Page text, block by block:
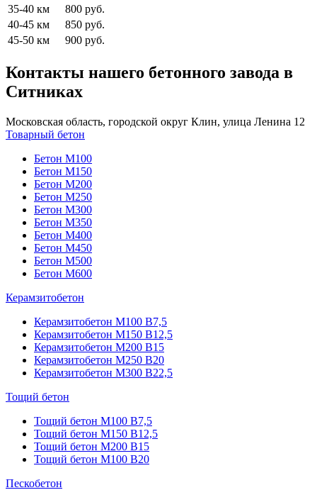
35-40 км
800 руб.
40-45 км
850 руб.
45-50 км
900 руб.
Контакты нашего бетонного завода в
Ситниках
Московская область, городской округ Клин, улица Ленина 12
Товарный бетон
Бетон М100
Бетон М150
Бетон М200
Бетон М250
Бетон М300
Бетон М350
Бетон М400
Бетон М450
Бетон М500
Бетон М600
Керамзитобетон
Керамзитобетон М100 В7,5
Керамзитобетон М150 В12,5
Керамзитобетон М200 В15
Керамзитобетон М250 В20
Керамзитобетон М300 В22,5
Тощий бетон
Тощий бетон М100 В7,5
Тощий бетон М150 В12,5
Тощий бетон М200 В15
Тощий бетон М100 В20
Пескобетон